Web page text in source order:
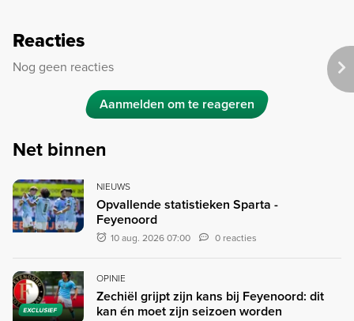
Reacties
Nog geen reacties
Aanmelden om te reageren
Net binnen
NIEUWS
Opvallende statistieken Sparta -
Feyenoord
10 aug. 2026 07:00 0 reacties
EXCLUSIEF
OPINIE
Zechiël grijpt zijn kans bij Feyenoord: dit
kan én moet zijn seizoen worden